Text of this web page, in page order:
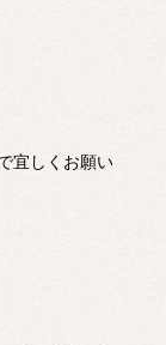
宜しくお願い